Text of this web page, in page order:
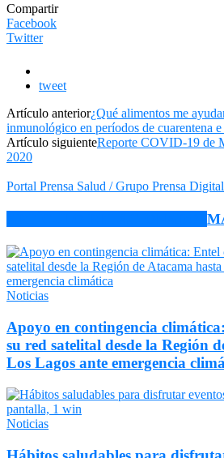
Compartir
Facebook
Twitter
tweet
Artículo anterior¿Qué alimentos me
inmunológico en períodos de cuarentena
Artículo siguienteReporte COVID-19 de
2020
Portal Prensa Salud / Grupo Prensa Digital
Noticias
Apoyo en contingencia
su red satelital desde la Región
Los Lagos ante emergencia
Noticias